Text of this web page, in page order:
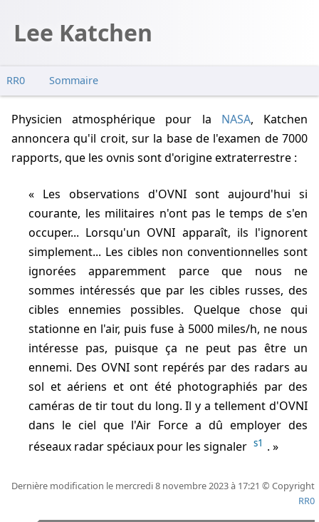
Lee Katchen
RR0 Sommaire
Physicien atmosphérique pour la NASA, Katchen
annoncera qu'il croit, sur la base de l'examen de 7000
rapports, que les ovnis sont d'origine extraterrestre :
Les observations d'OVNI sont aujourd'hui si
courante, les militaires n'ont pas le temps de s'en
occuper... Lorsqu'un OVNI apparaît, ils l'ignorent
simplement... Les cibles non conventionnelles sont
ignorées apparemment parce que nous ne
sommes intéressés que par les cibles russes, des
cibles ennemies possibles. Quelque chose qui
stationne en l'air, puis fuse à 5000 miles/h, ne nous
intéresse pas, puisque ça ne peut pas être un
ennemi. Des OVNI sont repérés par des radars au
sol et aériens et ont été photographiés par des
caméras de tir tout du long. Il y a tellement d'OVNI
dans le ciel que l'Air Force a dû employer des
réseaux radar spéciaux pour les signaler s1 .
Dernière modification le mercredi 8 novembre 2023 à 17:21 © Copyright
RR0